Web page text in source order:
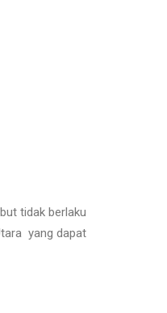
tidak berlaku
yang dapat